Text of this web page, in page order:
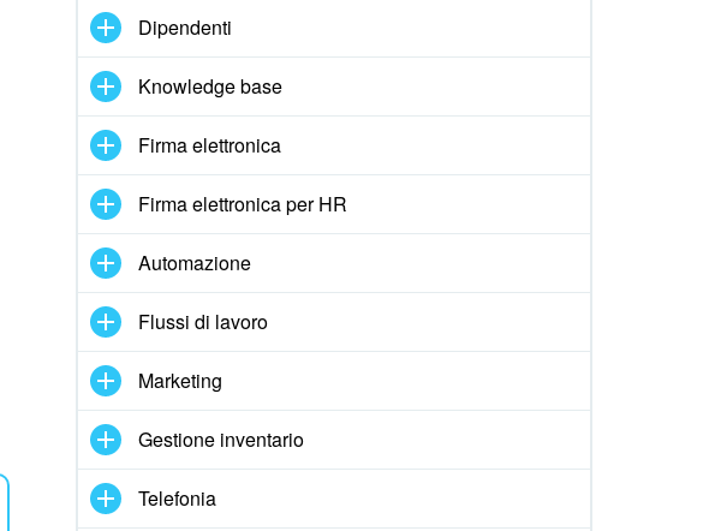
Dipendenti
Knowledge base
Firma elettronica
Firma elettronica per HR
Automazione
Flussi di lavoro
Marketing
Gestione inventario
Telefonia